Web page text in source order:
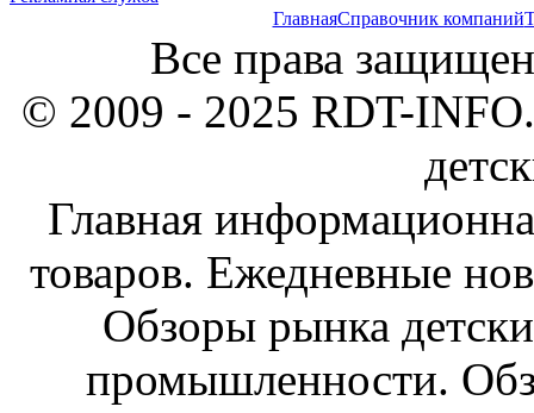
ГлавнаяСправочник компаний
Все права
© 2009 - 2025 RDT-
Главная
товаров. Ежедневные
Обзоры рынка
промышленности.